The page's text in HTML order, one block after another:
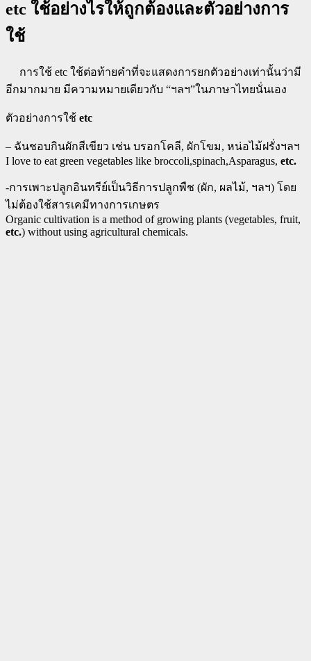
etc ใช้อย่างไรให้ถูกต้องและตัวอย่างการ
ใช้
การใช้ etc ใช้ต่อท้ายคำที่จะแสดงการยกตัวอย่างเท่านั้นว่ามี
อีกมากมาย มีความหมายเดียวกับ “ฯลฯ”ในภาษาไทยนั่นเอง
ตัวอย่างการใช้ etc
– ฉันชอบกินผักสีเขียว เช่น บรอกโคลี, ผักโขม, หน่อไม้ฝรั่งฯลฯ
I love to eat green vegetables like broccoli,spinach,Asparagus, etc.
-การเพาะปลูกอินทรีย์เป็นวิธีการปลูกพืช (ผัก, ผลไม้, ฯลฯ) โดย
ไม่ต้องใช้สารเคมีทางการเกษตร
Organic cultivation is a method of growing plants (vegetables, fruit,
etc.) without using agricultural chemicals.